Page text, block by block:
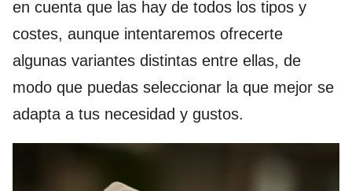
en cuenta que las hay de todos los tipos y
costes, aunque intentaremos ofrecerte
algunas variantes distintas entre ellas, de
modo que puedas seleccionar la que mejor se
adapta a tus necesidad y gustos.